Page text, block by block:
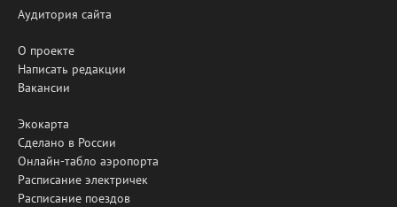
Аудитория сайта
О проекте
Написать редакции
Вакансии
Экокарта
Сделано в России
Онлайн-табло аэропорта
Расписание электричек
Расписание поездов